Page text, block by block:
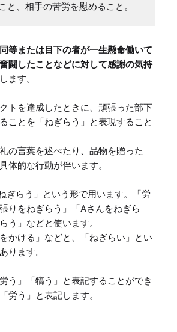
と、相手の苦労を慰めること。
同等または目下の者が一生懸命働いて
闘したことなどに対して感謝の気持
ます。
トを達成したときに、頑張った部下
ことを「ねぎらう」と表現すること
の言葉を述べたり、品物を贈った
体的な行動が伴います。
らう」という形で用います。「労
りをねぎらう」「Aさんをねぎら
う」などと使います。
かける」などと、「ねぎらい」とい
ります。
う」「犒う」と表記することができ
労う」と表記します。